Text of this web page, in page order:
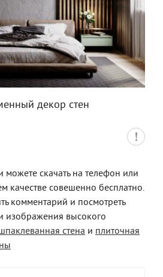
декор стен
можете скачать на телефон или
качестве совешенно бесплатно.
комментарий и посмотреть
изображения высокого
стена и плиточная